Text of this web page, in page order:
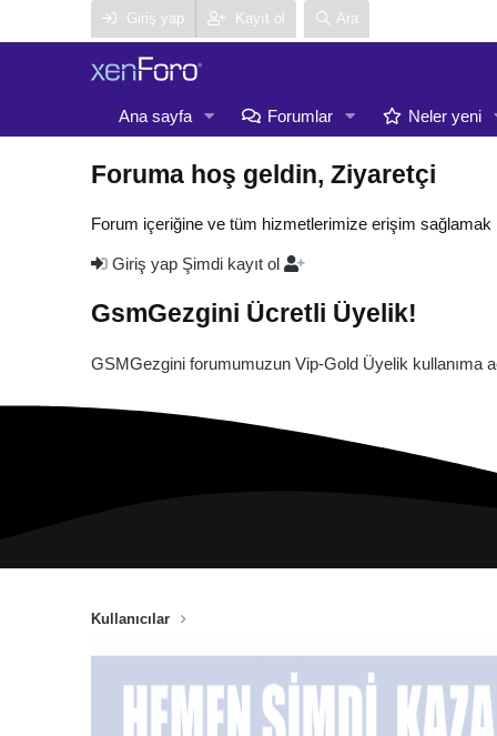
Giriş yap Kayıt ol Ara
Ana sayfa Forumlar Neler yeni
Foruma hoş geldin, Ziyaretçi
Forum içeriğine ve tüm hizmetlerimize erişim sağlamak
Giriş yap Şimdi kayıt ol
GsmGezgini Ücretli Üyelik!
GSMGezgini forumumuzun Vip-Gold Üyelik kullanıma
Kullanıcılar